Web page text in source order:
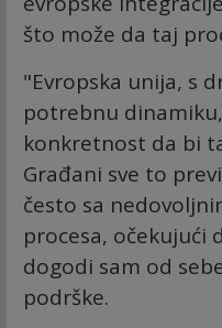
što može da taj
"Evropska unija, s
potrebnu
konkretnost da bi
Građani sve to
često sa
procesa, očekujući
dogodi sam od
podrške.